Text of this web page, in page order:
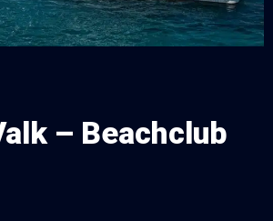
– Beachclub